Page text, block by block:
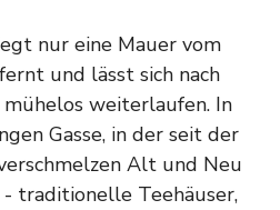
nur eine Mauer vom
und lässt sich nach
weiterlaufen. In
Gasse, in der seit der
Alt und Neu
traditionelle Teehäuser,